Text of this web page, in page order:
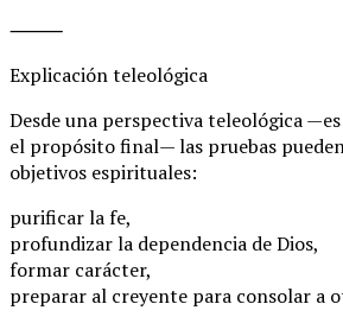
⸻
Explicación teleológica
Desde una perspectiva teleológica
el propósito final— las pruebas
objetivos espirituales:
purificar la fe,
profundizar la dependencia de Dios,
formar carácter,
preparar al creyente para consolar a